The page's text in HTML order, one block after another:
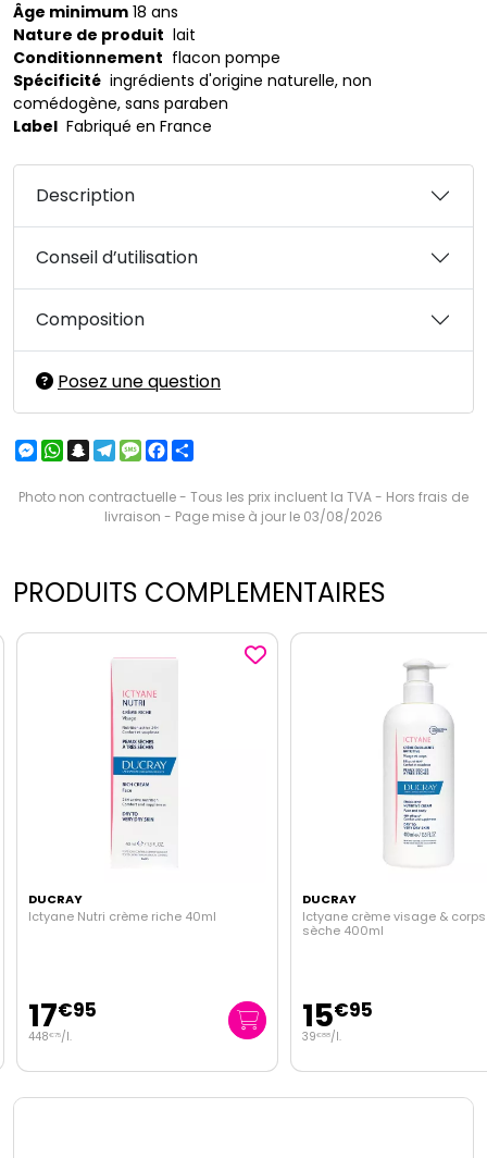
Âge minimum 18 ans
Nature de produit lait
Conditionnement flacon pompe
Spécificité ingrédients d'origine naturelle, non
comédogène, sans paraben
Label Fabriqué en France
Description
Conseil d’utilisation
Composition
Posez une question
Messenger
WhatsApp
Snapchat
Telegram
MessageFacebook
Photo non contractuelle - Tous les prix incluent la TVA - Hors frais de
livraison - Page mise à jour le 03/08/2026
PRODUITS COMPLEMENTAIRES
DUCRAY
Ictyane Nutri crème riche 40ml
17€95
448€75/l.
DUCRAY
Ictyane crème visage &
sèche 400ml
15€95
39€88/l.